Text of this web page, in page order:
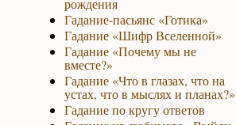
рождения
Гадание-пасьянс «Готика»
Гадание «Шифр Вселенной»
Гадание «Почему мы не
вместе?»
Гадание «Что в глазах, что на
устах, что в мыслях и планах?»
Гадание по кругу ответов